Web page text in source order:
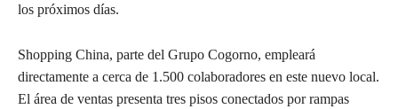
los próximos días.
Shopping China, parte del Grupo Cogorno, empleará
directamente a cerca de 1.500 colaboradores en este nuevo local.
El área de ventas presenta tres pisos conectados por rampas